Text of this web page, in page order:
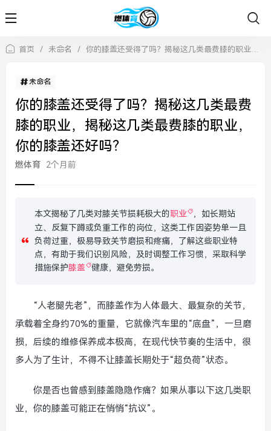
首页 / 未命名 / 你的膝盖还受得了吗？揭秘这几类最费膝的职业，揭秘这几类最费膝的职业，你的膝盖还好吗？
未命名
你的膝盖还受得了吗？揭秘这几类最费
膝的职业，揭秘这几类最费膝的职业，
你的膝盖还好吗？
燃体育 2个月前
本文揭秘了几类对膝关节损耗极大的职业
，如长期站
立、反复下蹲或负重工作的岗位，这类工作因姿势单一且
负荷过重，极易导致关节磨损和疼痛，了解这些职业特
点，有助于我们识别风险，及时调整工作习惯，采取科学
措施保护膝盖 健康，避免劳损。
“人老腿先老”，而膝盖作为人体最大、最复杂的关节，
承载着全身约70%的重量，它就像汽车里的“底盘”，一旦磨
损，后续的维修保养成本极高，在现代快节奏的生活中，很
多人为了生计，不得不让膝盖长期处于“超负荷”状态。
你是否也曾感到膝盖隐隐作痛？如果从事以下这几类职
业，你的膝盖可能正在悄悄“抗议”。